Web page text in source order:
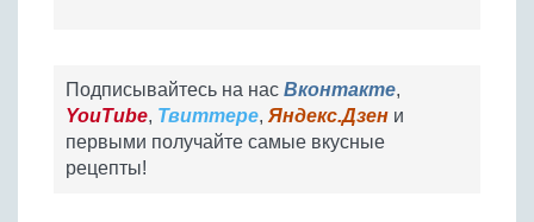
Подписывайтесь на нас Вконтакте,
YouTube, Твиттере, Яндекс.Дзен и
первыми получайте самые вкусные
рецепты!